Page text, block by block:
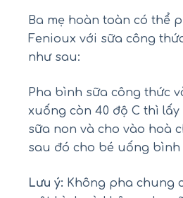
Ba mẹ hoàn toàn có thể
Fenioux với sữa công
như sau:
Pha bình sữa công thức
xuống còn 40 độ C thì
sữa non và cho vào hoà
sau đó cho bé uống bình
Lưu ý: Không pha chung